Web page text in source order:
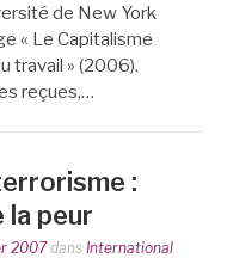
de New York
« Le Capitalisme
travail » (2006).
reçues,…
:
la peur
2007dans International